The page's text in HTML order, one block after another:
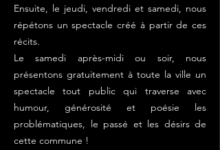
Ensuite, le jeudi, vendredi et samedi, nous
répétons un spectacle créé à partir de ces
récits.
Le samedi après-midi ou soir, nous
présentons gratuitement à toute la ville un
spectacle tout public qui traverse avec
humour, générosité et poésie les
problématiques, le passé et les désirs de
cette commune !